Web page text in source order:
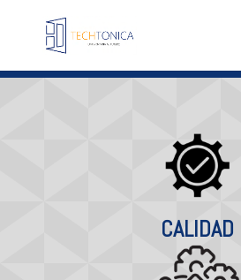
CALIDAD